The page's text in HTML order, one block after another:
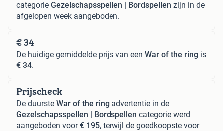
categorie Gezelschapsspellen | Bordspellen zijn in de
afgelopen week aangeboden.
€ 34
De huidige gemiddelde prijs van een War of the ring is
€ 34.
Prijscheck
De duurste War of the ring advertentie in de
Gezelschapsspellen | Bordspellen categorie werd
aangeboden voor€ 195, terwijl de goedkoopste voor